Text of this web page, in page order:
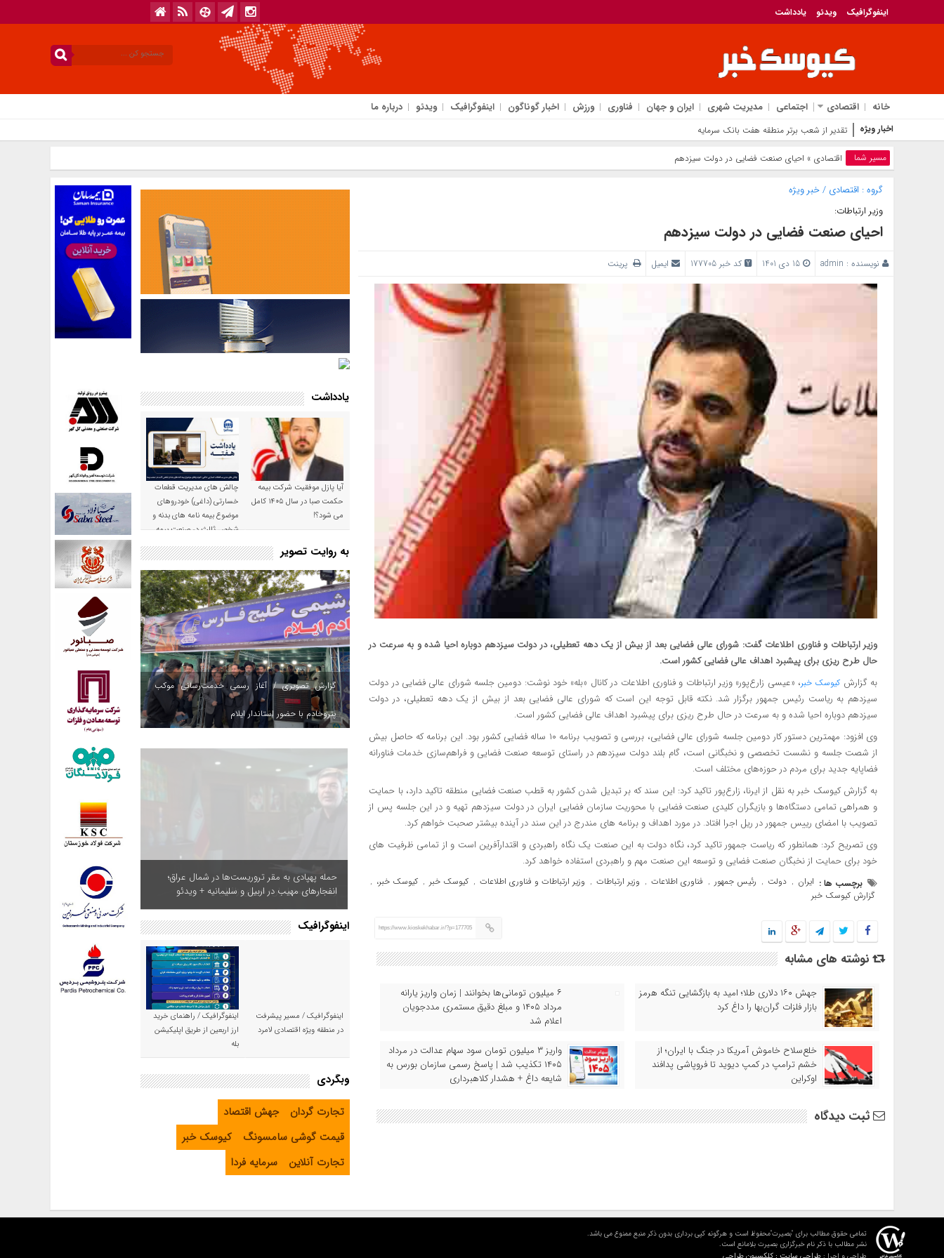
اینفوگرافیک ویدئو یادداشت
خانه اقتصادی اجتماعی مدیریت شهری ایران و جهان فناوری ورزش اخبار گوناگون اینفوگرافیک ویدئو درباره ما
اخبار ویژه تقدیر از شعب برتر منطقه هفت بانک سرمایه
مسیر شما اقتصادی » احیای صنعت فضایی در دولت سیزدهم
گروه : اقتصادی /خبر ویژه
وزیر ارتباطات:
احیای صنعت فضایی در دولت سیزدهم
نویسنده : admin کد خبر 177705 ایمیل پرینت
وزیر ارتباطات و فناوری اطلاعات گفت: شورای عالی فضایی بعد از بیش از یک دهه تعطیلی، در دولت سیزدهم دوباره احیا شده و به سرعت در
حال طرح ریزی برای پیشبرد اهداف عالی فضایی کشور است.
به گزارش کیوسک خبر، «عیسی زارع‌پور» وزیر ارتباطات و فناوری اطلاعات در کانال «بله» خود نوشت: دومین جلسه شورای عالی فضایی در دولت
سیزدهم به ریاست رئیس جمهور برگزار شد. نکته قابل توجه این است که شورای عالی فضایی بعد از بیش از یک دهه تعطیلی، در دولت
سیزدهم دوباره احیا شده و به سرعت در حال طرح ریزی برای پیشبرد اهداف عالی فضایی کشور است.
وی افزود: مهمترین دستور کار دومین جلسه شورای عالی فضایی، بررسی و تصویب برنامه ۱۰ ساله فضایی کشور بود. این برنامه که حاصل بیش
از شصت جلسه و نشست تخصصی و نخبگانی است، گام بلند دولت سیزدهم در راستای توسعه صنعت فضایی و فراهم‌سازی خدمات فناورانه
فضاپایه جدید برای مردم در حوزه‌های مختلف است.
به گزارش کیوسک خبر به نقل از ایرنا، زارع‌پور تاکید کرد: این سند که بر تبدیل شدن کشور به قطب صنعت فضایی منطقه تاکید دارد، با حمایت
و همراهی تمامی دستگاه‌ها و بازیگران کلیدی صنعت فضایی با محوریت سازمان فضایی ایران در دولت سیزدهم تهیه و در این جلسه پس از
تصویب با امضای رییس جمهور در ریل اجرا افتاد. در مورد اهداف و برنامه های مندرج در این سند در آینده بیشتر صحبت خواهم کرد.
وی تصریح کرد: همانطور که ریاست جمهور تاکید کرد، نگاه دولت به این صنعت یک نگاه راهبردی و اقتدارآفرین است و از تمامی ظرفیت های
خود برای حمایت از نخبگان صنعت فضایی و توسعه این صنعت مهم و راهبردی استفاده خواهد کرد.
برچسب ها : ایران , دولت , رئیس جمهور , فناوری اطلاعات , وزیر ارتباطات , وزیر ارتباطات و فناوری اطلاعات , کیوسک خبر , کیوسک خبر، ,
گزارش کیوسک خبر
https://www.kioskekhabar.ir/?p=177705
نوشته های مشابه
جهش ۱۶۰ دلاری طلا؛ امید به بازگشایی تنگه هرمز
بازار فلزات گران‌بها را داغ کرد
۶ میلیون تومانی‌ها بخوانند | زمان واریز یارانه
مرداد ۱۴۰۵ و مبلغ دقیق مستمری مددجویان
اعلام شد
خلع‌سلاح خاموش آمریکا در جنگ با ایران؛ از
خشم ترامپ در کمپ دیوید تا فروپاشی پدافند
اوکراین
واریز ۳ میلیون تومان سود سهام عدالت در مرداد
۱۴۰۵ تکذیب شد | پاسخ رسمی سازمان بورس به
شایعه داغ + هشدار کلاهبرداری
ثبت دیدگاه
یادداشت
آیا پازل موفقیت شرکت بیمه
حکمت صبا در سال ۱۴۰۵ کامل
می شود؟!
چالش های مدیریت قطعات
خسارتی (داغی) خودروهای
موضوع بیمه نامه های بدنه و
شخص ثالث در صنعت بیمه
به روایت تصویر
گزارش تصویری / آغاز رسمی خدمت‌رسانی موکب
پتروخادم با حضور استاندار ایلام
حمله پهپادی به مقر تروریست‌ها در شمال عراق؛
انفجارهای مهیب در اربیل و سلیمانیه + ویدئو
اینفوگرافیک
اینفوگرافیک / مسیر پیشرفت
در منطقه ویژه اقتصادی لامرد
اینفوگرافیک / راهنمای خرید
ارز اربعین از طریق اپلیکیشن
بله
وبگردی
تجارت گردان
جهش اقتصاد
قیمت گوشی سامسونگ
کیوسک خبر
تجارت آنلاین
سرمایه فردا
تمامی حقوق مطالب برای "بصیرت"محفوظ است و هرگونه کپی برداری بدون ذکر منبع ممنوع می باشد.
نشر مطالب با ذکر نام خبرگزاری بصیرت بلامانع است.